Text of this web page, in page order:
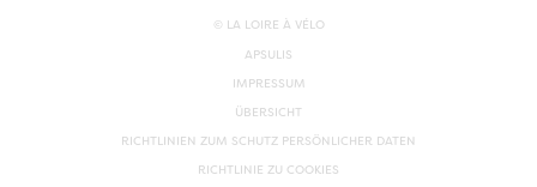
© LA LOIRE À VÉLO
APSULIS
IMPRESSUM
ÜBERSICHT
RICHTLINIEN ZUM SCHUTZ PERSÖNLICHER DATEN
RICHTLINIE ZU COOKIES